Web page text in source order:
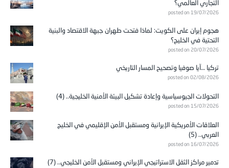
التجاري العالمي؟
posted on 19/07/2026
هجوم إيران على الكويت: لماذا فتحت طهران جبهة الاقتصاد والبنية
التحتية في الخليج؟
posted on 20/07/2026
تركيا …آيا صوفيا وتصحيح المسار التاريخي
posted on 02/08/2026
التحولات الجيوسياسية وإعادة تشكيل البيئة الأمنية الخليجية.. (4)
posted on 15/07/2026
العلاقات الأمريكية الإيرانية ومستقبل الأمن الإقليمي في الخليج
العربي.. (5)
posted on 16/07/2026
تدمير مراكز الثقل الاستراتيجي الإيراني ومستقبل الأمن الخليجي.. (7)